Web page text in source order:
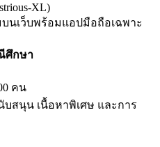
XL)
นเว็บพร้อมแอปมือถือเฉพาะ
ศึกษา
คน
บสนุน เนื้อหาพิเศษ และการ